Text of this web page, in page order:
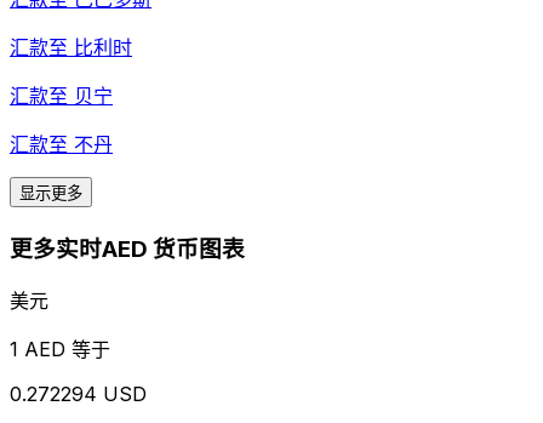
汇款至 比利时
汇款至 贝宁
汇款至 不丹
显示更多
更多实时AED 货币图表
美元
1 AED 等于
0.272294 USD